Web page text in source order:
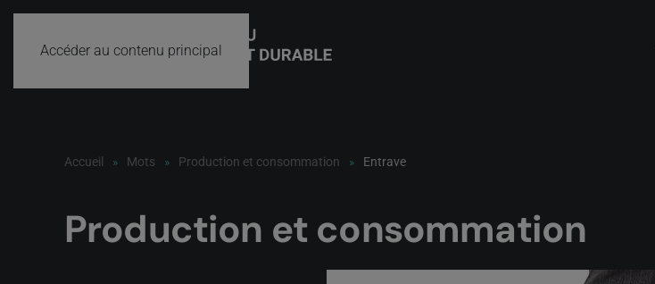
Accéder au contenu principal
Accueil Mots Production et consommation Entrave
Production et consommation